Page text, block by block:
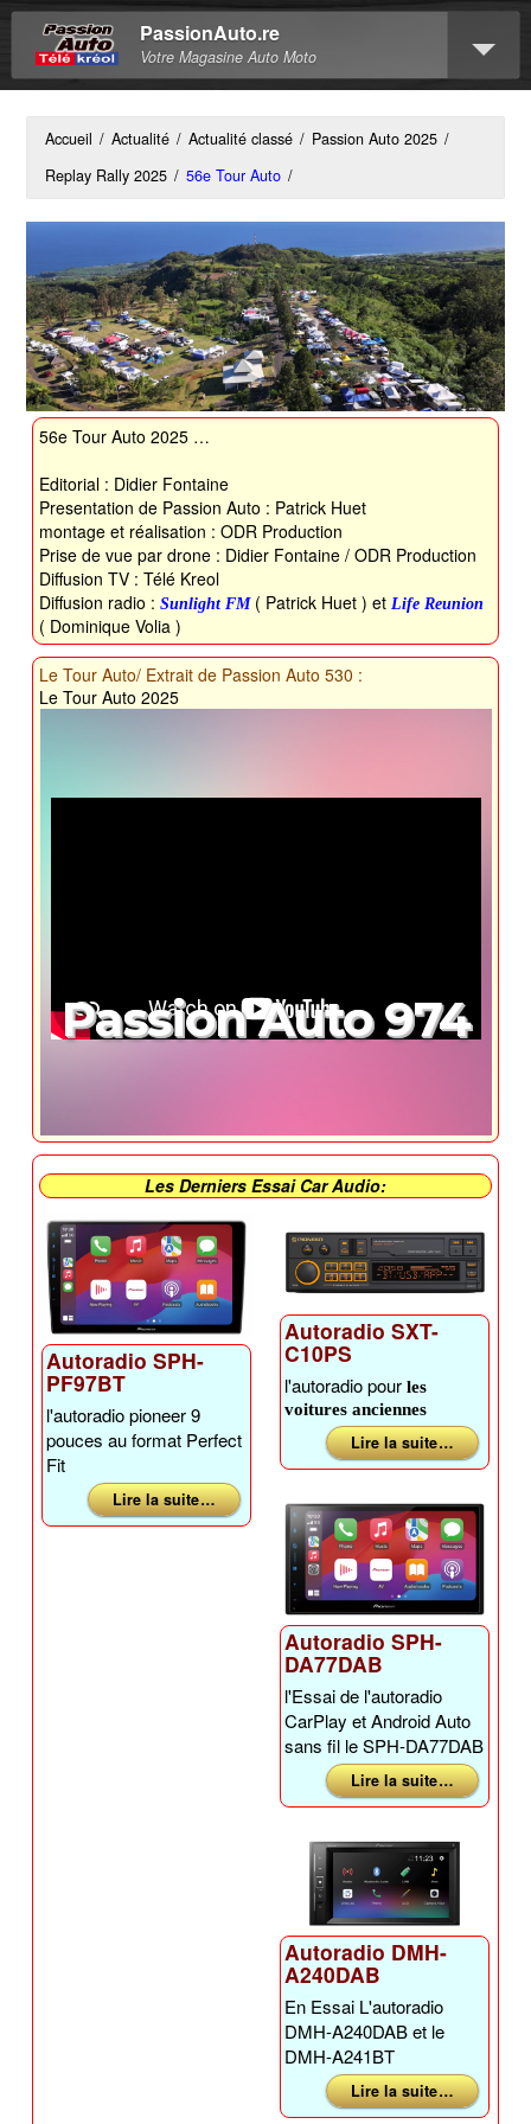
PassionAuto.re
Votre Magasine Auto Moto
Accueil / Actualité / Actualité classé / Passion Auto 2025 /
Replay Rally 2025 / 56e Tour Auto /
56e Tour Auto 2025 …
Editorial : Didier Fontaine
Presentation de Passion Auto : Patrick Huet
montage et réalisation : ODR Production
Prise de vue par drone : Didier Fontaine / ODR Production
Diffusion TV : Télé Kreol
Diffusion radio :Sunlight FM( Patrick Huet ) et Life Reunion
( Dominique Volia )
Le Tour Auto/ Extrait de Passion Auto 530 :
Le Tour Auto 2025
Passion Auto 974
Les Derniers Essai Car Audio:
Autoradio SPH-
PF97BT
l'autoradio pioneer 9
pouces au format Perfect
Fit
Lire la suite …
Autoradio SXT-
C10PS
l'autoradio pour les
voitures anciennes
Lire la suite …
Autoradio SPH-
DA77DAB
l'Essai de l'autoradio
CarPlay et Android Auto
sans fil le SPH-DA77DAB
Lire la suite …
Autoradio DMH-
A240DAB
En Essai L'autoradio
DMH-A240DAB et le
DMH-A241BT
Lire la suite …